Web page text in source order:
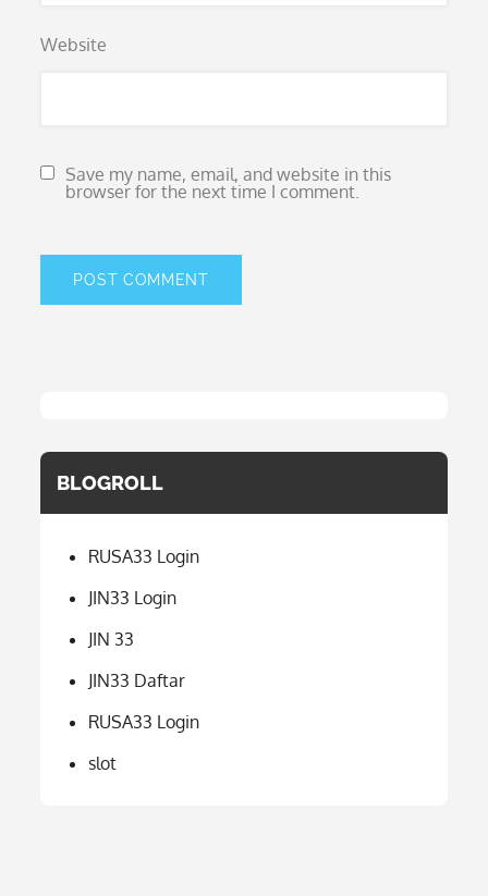
Website
Save my name, email, and website in this
browser for the next time I comment.
BLOGROLL
RUSA33 Login
JIN33 Login
JIN 33
JIN33 Daftar
RUSA33 Login
slot